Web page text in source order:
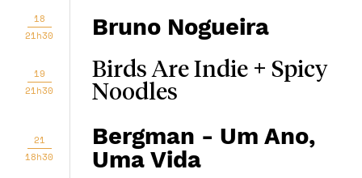
18
21h30
Bruno Nogueira
19
21h30
Birds Are Indie + Spicy
Noodles
21
18h30
Bergman - Um Ano,
Uma Vida